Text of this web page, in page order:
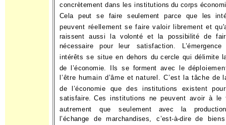
concrètement dans les institutions du corps
Cela peut se faire seulement parce que les
peuvent réellement se faire valoir librement et
raissent aussi la volonté et la possibilité de
nécessaire pour
leur satisfaction.
intérêts se situe en dehors du cercle qui délimite
de l’économie. Ils se forment avec le dé­
l’être humain d’âme et naturel. C’est la tâche de
de l’économie que des institutions existent
satisfaire.
Ces institutions ne peuvent avoir à le
autrement que seule­ment avec la
l’échange de marchandises, c’est-à-dire de